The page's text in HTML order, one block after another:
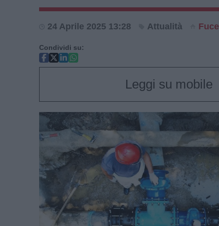
24 Aprile 2025 13:28 Attualità
Condividi su:
Leggi su mobile